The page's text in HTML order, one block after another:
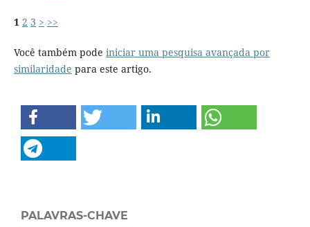
1 2 3 > >>
Você também pode iniciar uma pesquisa avançada por
similaridade para este artigo.
PALAVRAS-CHAVE